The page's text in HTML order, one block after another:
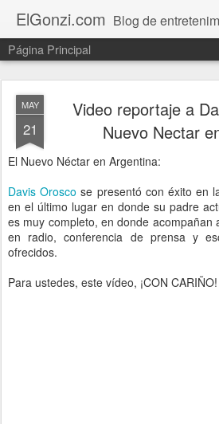
ElGonzi.com Blog de entretenimiento, chismes, humor, farándula, curiosidades,
Página Principal
MAY
21
Video reportaje a
Nuevo Nectar
El Nuevo Néctar en Argentina:
Davis Orosco se presentó con éxito en
en el último lugar en donde su padre
es muy completo, en donde acompañan
en radio, conferencia de prensa y
ofrecidos.
Para ustedes, este vídeo, ¡CON CARIÑO!